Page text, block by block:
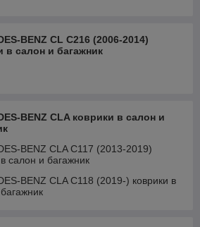
BENZ CL C216 (2006-2014)
в салон и багажник
BENZ CLA коврики в салон и
BENZ CLA C117 (2013-2019)
салон и багажник
BENZ CLA C118 (2019-) коврики в